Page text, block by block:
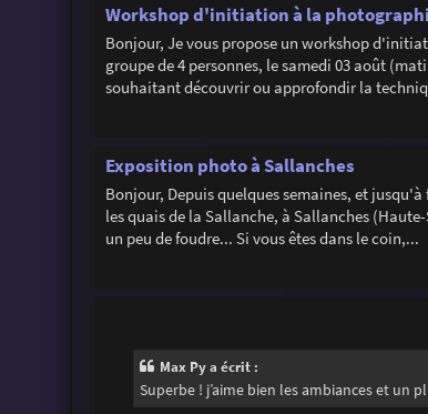
Workshop d'initiation à la
Bonjour, Je vous propose un workshop
groupe de 4 personnes, le samedi 03 août
souhaitant découvrir ou approfondir la
Exposition photo à Sallanches
Bonjour, Depuis quelques semaines, et
les quais de la Sallanche, à Sallanches
un peu de foudre... Si vous êtes dans le coin,...
Max Py a écrit :
Superbe ! j’aime bien les ambiances et un